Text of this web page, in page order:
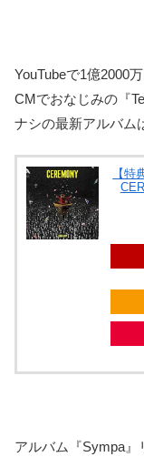
YouTubeで1億2000
CMでおなじみの『
ナシの最新アルバム
【
アルバム『Sympa』